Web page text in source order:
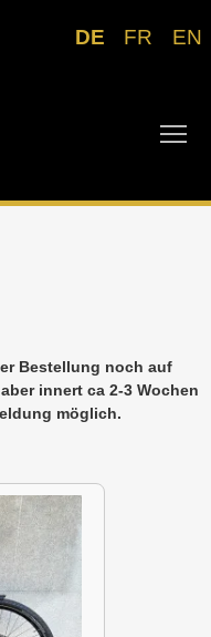
DE FR EN
Bestellung noch auf
innert ca 2-3 Wochen
möglich.